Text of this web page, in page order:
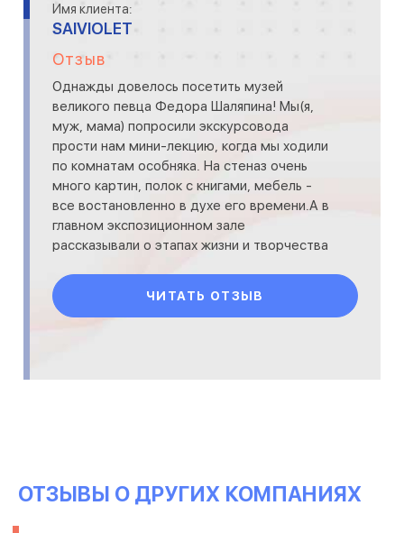
Имя клиента:
SAIVIOLET
Отзыв
Однажды довелось посетить музей
великого певца Федора Шаляпина! Мы(я,
муж, мама) попросили экскурсовода
прости нам мини-лекцию, когда мы ходили
по комнатам особняка. На стеназ очень
много картин, полок с книгами, мебель -
все востановленно в духе его времени.А в
главном экспозиционном зале
рассказывали о этапах жизни и творчества
ЧИТАТЬ ОТЗЫВ
ОТЗЫВЫ О ДРУГИХ КОМПАНИЯХ